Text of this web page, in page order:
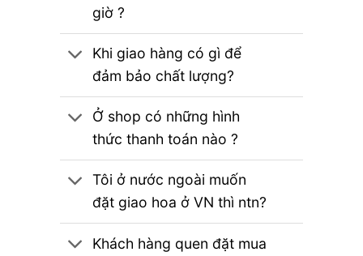
giờ ?
Khi giao hàng có gì để
đảm bảo chất lượng?
Ở shop có những hình
thức thanh toán nào ?
Tôi ở nước ngoài muốn
đặt giao hoa ở VN thì ntn?
Khách hàng quen đặt mua